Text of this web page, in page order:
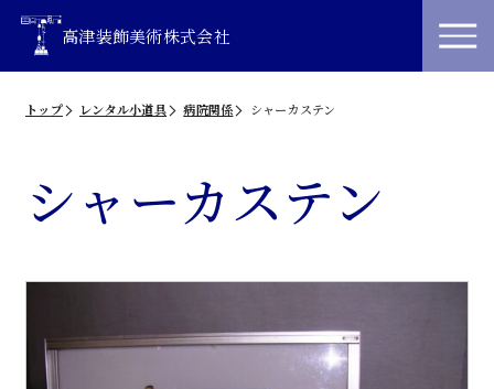
高津装飾美術株式会社
トップ レンタル小道具 病院関係 シャーカステン
シャーカステン